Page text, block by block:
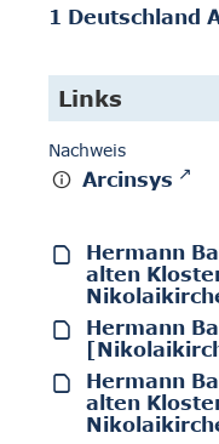
1 Deutschland
Links
Nachweis
Arcinsys
Hermann
alten
Hermann
Hermann
alten